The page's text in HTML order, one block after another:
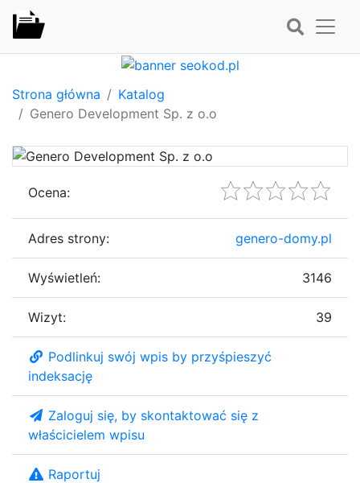
Strona główna
Katalog
Genero Development Sp. z o.o
Ocena:
Adres strony: genero-domy.pl
Wyświetleń: 3146
Wizyt: 39
Podlinkuj swój wpis by przyśpieszyć
indeksację
Zaloguj się, by skontaktować się z
właścicielem wpisu
Raportuj